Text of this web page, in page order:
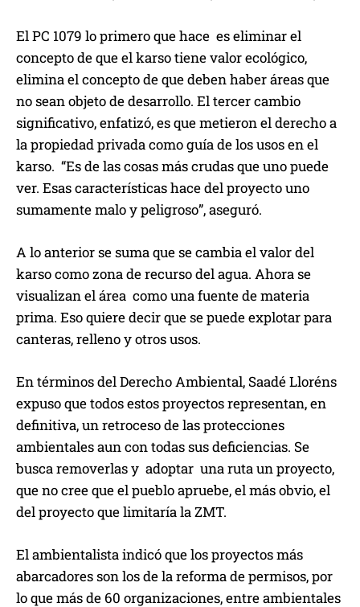
El PC 1079 lo primero que hace es eliminar el
concepto de que el karso tiene valor ecológico,
elimina el concepto de que deben haber áreas que
no sean objeto de desarrollo. El tercer cambio
significativo, enfatizó, es que metieron el derecho a
la propiedad privada como guía de los usos en el
karso. “Es de las cosas más crudas que uno puede
ver. Esas características hace del proyecto uno
sumamente malo y peligroso”, aseguró.
A lo anterior se suma que se cambia el valor del
karso como zona de recurso del agua. Ahora se
visualizan el área como una fuente de materia
prima. Eso quiere decir que se puede explotar para
canteras, relleno y otros usos.
En términos del Derecho Ambiental, Saadé Lloréns
expuso que todos estos proyectos representan, en
definitiva, un retroceso de las protecciones
ambientales aun con todas sus deficiencias. Se
busca removerlas y adoptar una ruta un proyecto,
que no cree que el pueblo apruebe, el más obvio, el
del proyecto que limitaría la ZMT.
El ambientalista indicó que los proyectos más
abarcadores son los de la reforma de permisos, por
lo que más de 60 organizaciones, entre ambientales